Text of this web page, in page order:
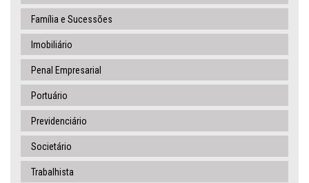
Família e Sucessões
Imobiliário
Penal Empresarial
Portuário
Previdenciário
Societário
Trabalhista